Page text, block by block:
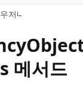
저
메서드